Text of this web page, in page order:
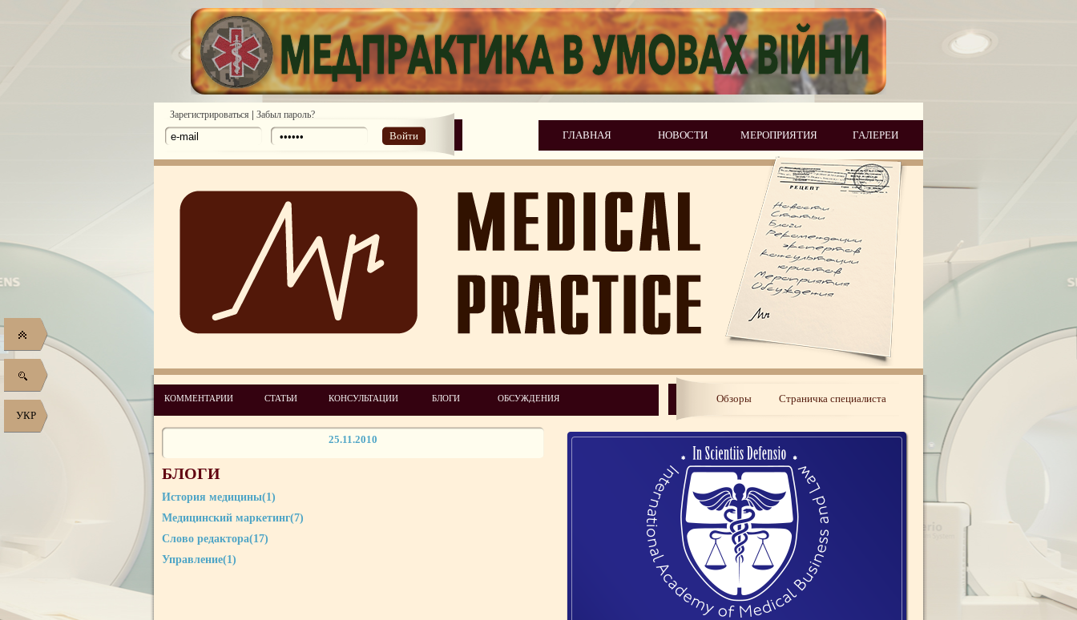
УКР
Зарегистрироваться | Забыл пароль?
Войти ГЛАВНАЯ НОВОСТИ МЕРОПРИЯТИЯ ГАЛЕРЕИ
КОММЕНТАРИИ СТАТЬИ КОНСУЛЬТАЦИИ БЛОГИ ОБСУЖДЕНИЯ Обзоры Страничка специалиста
28.06.2010
21.07.2010
21.09.2010
25.11.2010
БЛОГИ
История медицины(1)
Медицинский маркетинг(7)
Слово редактора(17)
Управление(1)